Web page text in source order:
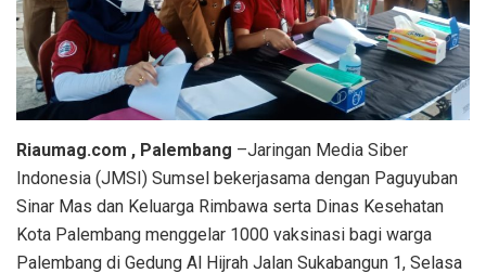
Riaumag.com , Palembang –Jaringan Media Siber
Indonesia (JMSI) Sumsel bekerjasama dengan Paguyuban
Sinar Mas dan Keluarga Rimbawa serta Dinas Kesehatan
Kota Palembang menggelar 1000 vaksinasi bagi warga
Palembang di Gedung Al Hijrah Jalan Sukabangun 1, Selasa